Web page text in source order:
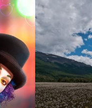
Каменные
огнями,
спешкой,
своего
какую